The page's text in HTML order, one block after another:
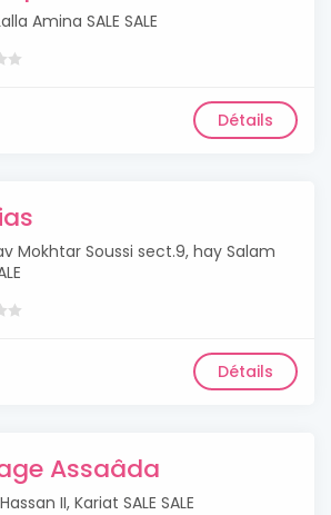
Amina SALE SALE
Détails
Mokhtar Soussi sect.9, hay Salam
Détails
Assaâda
II, Kariat SALE SALE